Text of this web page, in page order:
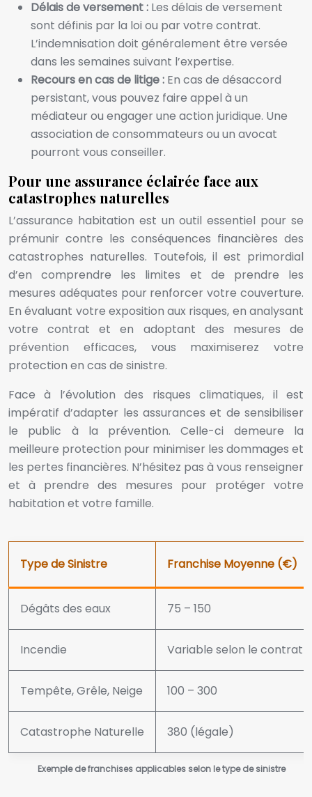
Délais de versement : Les délais de versement
sont définis par la loi ou par votre contrat.
L’indemnisation doit généralement être versée
dans les semaines suivant l’expertise.
Recours en cas de litige : En cas de désaccord
persistant, vous pouvez faire appel à un
médiateur ou engager une action juridique. Une
association de consommateurs ou un avocat
pourront vous conseiller.
Pour une assurance éclairée face aux
catastrophes naturelles
L’assurance habitation est un outil essentiel pour se
prémunir contre les conséquences financières des
catastrophes naturelles. Toutefois, il est primordial
d’en comprendre les limites et de prendre les
mesures adéquates pour renforcer votre couverture.
En évaluant votre exposition aux risques, en analysant
votre contrat et en adoptant des mesures de
prévention efficaces, vous maximiserez votre
protection en cas de sinistre.
Face à l’évolution des risques climatiques, il est
impératif d’adapter les assurances et de sensibiliser
le public à la prévention. Celle-ci demeure la
meilleure protection pour minimiser les dommages et
les pertes financières. N’hésitez pas à vous renseigner
et à prendre des mesures pour protéger votre
habitation et votre famille.
Exemple de franchises applicables selon le type de sinistre
Type de Sinistre Franchise Moyenne (€)
Dégâts des eaux 75 – 150
Incendie Variable selon le contrat
Tempête, Grêle, Neige 100 – 300
Catastrophe Naturelle 380 (légale)